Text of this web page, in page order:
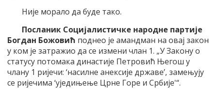
Није морало да буде тако.
Посланик Социјалистичке народне партије
Богдан Божовић поднео је амандман на овај закон
у ком је затражио да се измени члан 1. „У Закону о
статусу потомака династије Петровић Његош у
члану 1 ријечи: ‘насилне анексије државе’, замењују
се ријечима ‘уједињење Црне Горе и Србије'“.